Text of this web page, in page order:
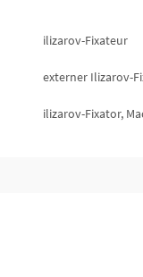
ilizarov-Fixateur
externer Ilizarov-
ilizarov-Fixator,